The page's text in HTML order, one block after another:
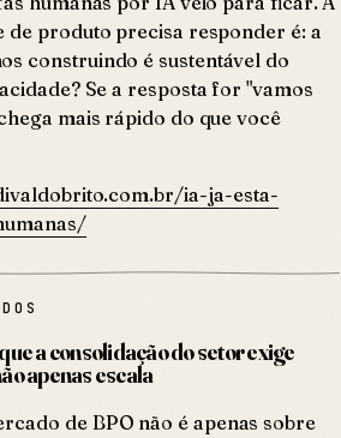
de produto precisa responder é: a
construindo é sustentável do
Se a resposta for "vamos
mais rápido do que você
ia-ja-esta-
a consolidação do setor exige
apenas escala
de BPO não é apenas sobre